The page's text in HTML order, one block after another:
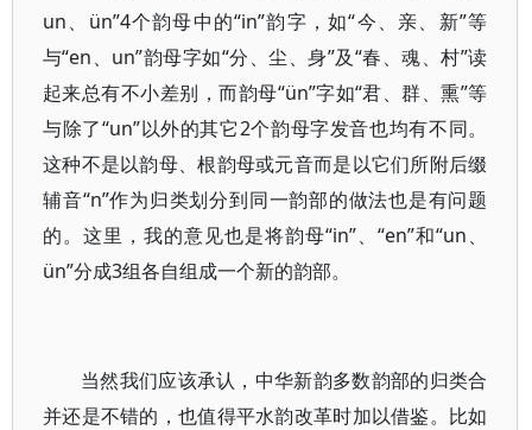
un、ün”4个韵母中的“in”韵字，如“今、亲、新”等
与“en、un”韵母字如“分、尘、身”及“春、魂、村”读
起来总有不小差别，而韵母“ün”字如“君、群、熏”等
与除了“un”以外的其它2个韵母字发音也均有不同。
这种不是以韵母、根韵母或元音而是以它们所附后缀
辅音“n”作为归类划分到同一韵部的做法也是有问题
的。这里，我的意见也是将韵母“in”、“en”和“un、
ün”分成3组各自组成一个新的韵部。
当然我们应该承认，中华新韵多数韵部的归类合
并还是不错的，也值得平水韵改革时加以借鉴。比如